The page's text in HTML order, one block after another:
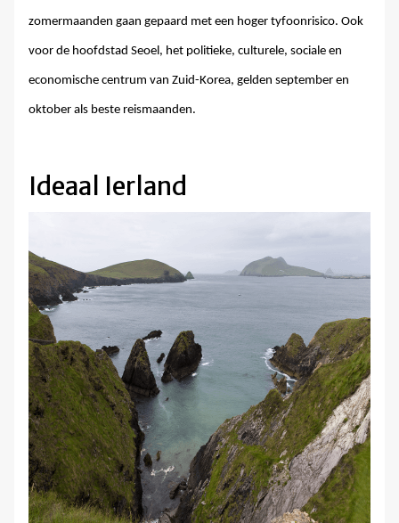
zomermaanden gaan gepaard met een hoger tyfoonrisico. Ook
voor de hoofdstad Seoel, het politieke, culturele, sociale en
economische centrum van Zuid-Korea, gelden september en
oktober als beste reismaanden.
Ideaal Ierland